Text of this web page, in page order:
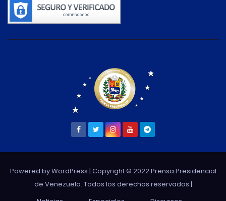
Powered by WordPress | Copyright © 2022 Prensa Presidencial
de Venezuela. Todos los derechos reservados |